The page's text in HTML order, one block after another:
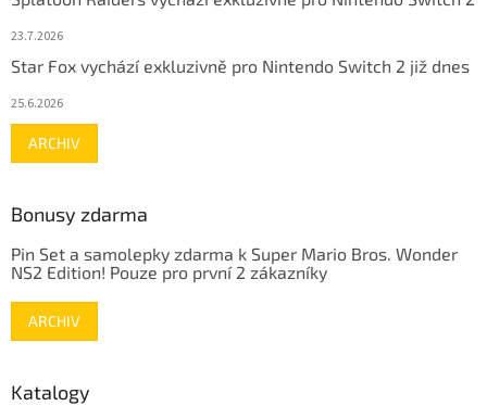
23.7.2026
Star Fox vychází exkluzivně pro Nintendo Switch 2 již dnes
25.6.2026
ARCHIV
Bonusy zdarma
Pin Set a samolepky zdarma k Super Mario Bros. Wonder
NS2 Edition! Pouze pro první 2 zákazníky
ARCHIV
Katalogy